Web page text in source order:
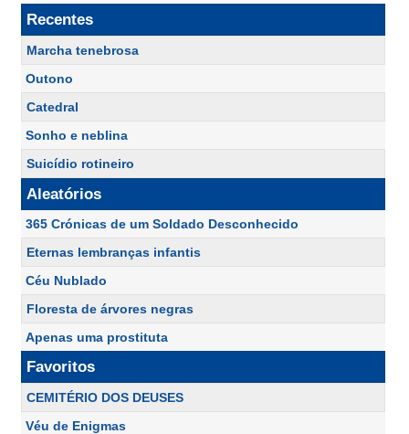
Recentes
Marcha tenebrosa
Outono
Catedral
Sonho e neblina
Suicídio rotineiro
Aleatórios
365 Crónicas de um Soldado Desconhecido
Eternas lembranças infantis
Céu Nublado
Floresta de árvores negras
Apenas uma prostituta
Favoritos
CEMITÉRIO DOS DEUSES
Véu de Enigmas